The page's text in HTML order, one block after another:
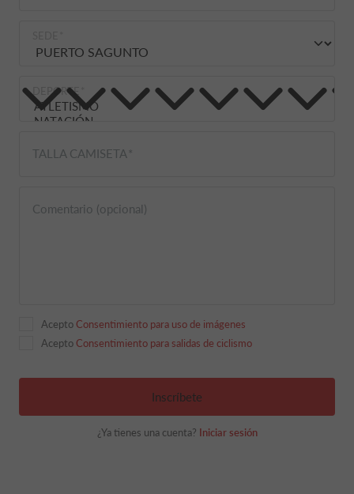
DEPORTE
TALLA CAMISETA
Comentario (opcional)
Acepto Consentimiento para uso de imágenes
Acepto Consentimiento para salidas de ciclismo
Inscríbete
¿Ya tienes una cuenta? Iniciar sesión